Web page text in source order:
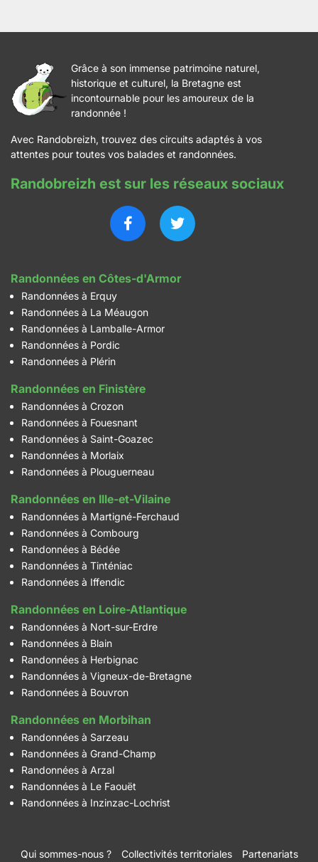
Grâce à son immense patrimoine naturel,
historique et culturel, la Bretagne est
incontournable pour les amoureux de la
randonnée !
Avec Randobreizh, trouvez des circuits adaptés à vos
attentes pour toutes vos balades et randonnées.
Randobreizh est sur les réseaux sociaux
Randonnées en Côtes-d'Armor
Randonnées à Erquy
Randonnées à La Méaugon
Randonnées à Lamballe-Armor
Randonnées à Pordic
Randonnées à Plérin
Randonnées en Finistère
Randonnées à Crozon
Randonnées à Fouesnant
Randonnées à Saint-Goazec
Randonnées à Morlaix
Randonnées à Plouguerneau
Randonnées en Ille-et-Vilaine
Randonnées à Martigné-Ferchaud
Randonnées à Combourg
Randonnées à Bédée
Randonnées à Tinténiac
Randonnées à Iffendic
Randonnées en Loire-Atlantique
Randonnées à Nort-sur-Erdre
Randonnées à Blain
Randonnées à Herbignac
Randonnées à Vigneux-de-Bretagne
Randonnées à Bouvron
Randonnées en Morbihan
Randonnées à Sarzeau
Randonnées à Grand-Champ
Randonnées à Arzal
Randonnées à Le Faouët
Randonnées à Inzinzac-Lochrist
Qui sommes-nous ? Collectivités territoriales Partenariats